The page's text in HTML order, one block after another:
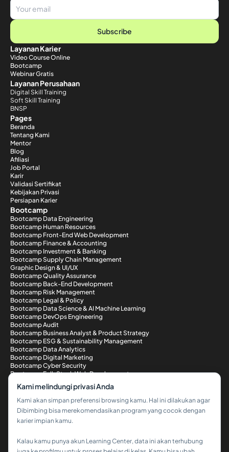
Subscribe
Layanan Karier
Video Course Online
Bootcamp
Webinar Gratis
Layanan Perusahaan
Digital Skill Training
Soft Skill Training
BNSP
Pages
Beranda
Tentang Kami
Mentor
Blog
Afiliasi
Job Portal
Karir
Validasi Sertifikat
Kebijakan Privasi
Persiapan Karier
Bootcamp
Bootcamp Data Engineering
Bootcamp Human Resources
Bootcamp Front-End Web Development
Bootcamp Finance & Accounting
Bootcamp Investment & Banking
Bootcamp Supply Chain Management
Graphic Design & UI/UX
Bootcamp Quality Assurance
Bootcamp Back-End Development
Bootcamp Risk Management
Bootcamp Legal & Policy
Bootcamp Data Science & AI Machine Learning
Bootcamp DevOps Engineering
Bootcamp Audit
Bootcamp Business Analyst & Product Strategy
Bootcamp ESG & Sustainability Management
Bootcamp Data Analytics
Bootcamp Digital Marketing
Bootcamp Cyber Security
Bootcamp Full-Stack Web Development
Metode Pembayaran
Kami melindungi privasi Anda
Kami akan simpan preferensi browsing kamu. Hal ini dilakukan agar
Dibimbing bisa merekomendasikan program yang cocok dengan
karier impian kamu.
Kalau kamu punya akun Learning Center, data ini akan terhubung